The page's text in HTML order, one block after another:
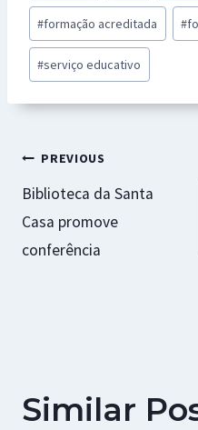
o
k
p
p
ge
r
#formação acreditada #
#serviço educativo
Navegação
de
artigos
PREVIOUS
Biblioteca da Santa
Casa promove
conferência
Similar